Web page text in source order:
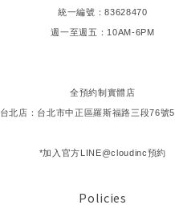
統一編號：83628470
週一至週五：10AM-6PM
全預約制實體店
台北店：台北市中正區羅斯福路三段76號
*加入官方LINE@cloudinc預約
Policies